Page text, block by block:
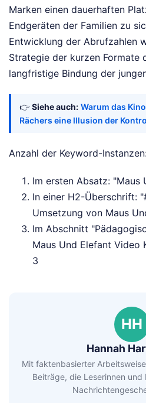
Marken einen dauerhaften
Endgeräten der Familien zu
Entwicklung der Abrufzahlen
Strategie der kurzen Formate
langfristige Bindung der
👉 Siehe auch: Warum das
Rächers eine Illusion der
Anzahl der Keyword-
Im ersten Absatz: "Maus
In einer H2-Überschrift:
Umsetzung von Maus
Im Abschnitt
Maus Und Elefant Video
3
HH
Hannah
Mit faktenbasierter
Beiträge, die Leserinnen und